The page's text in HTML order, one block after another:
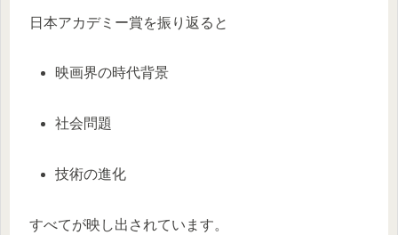
日本アカデミー賞を振り返ると
映画界の時代背景
社会問題
技術の進化
すべてが映し出されています。